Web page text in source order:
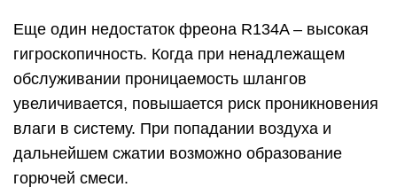
Еще один недостаток фреона R134A – высокая
гигроскопичность. Когда при ненадлежащем
обслуживании проницаемость шлангов
увеличивается, повышается риск проникновения
влаги в систему. При попадании воздуха и
дальнейшем сжатии возможно образование
горючей смеси.